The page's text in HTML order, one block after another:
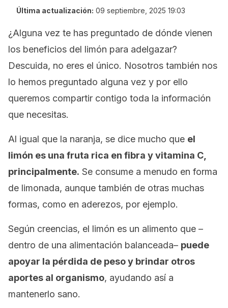
Última actualización: 09 septiembre, 2025 19:03
¿Alguna vez te has preguntado de dónde vienen
los beneficios del limón para adelgazar?
Descuida, no eres el único. Nosotros también nos
lo hemos preguntado alguna vez y por ello
queremos compartir contigo toda la información
que necesitas.
Al igual que la naranja, se dice mucho que el
limón es una fruta rica en fibra y vitamina C,
principalmente. Se consume a menudo en forma
de limonada, aunque también de otras muchas
formas, como en aderezos, por ejemplo.
Según creencias, el limón es un alimento que –
dentro de una alimentación balanceada– puede
apoyar la pérdida de peso y brindar otros
aportes al organismo, ayudando así a
mantenerlo sano.